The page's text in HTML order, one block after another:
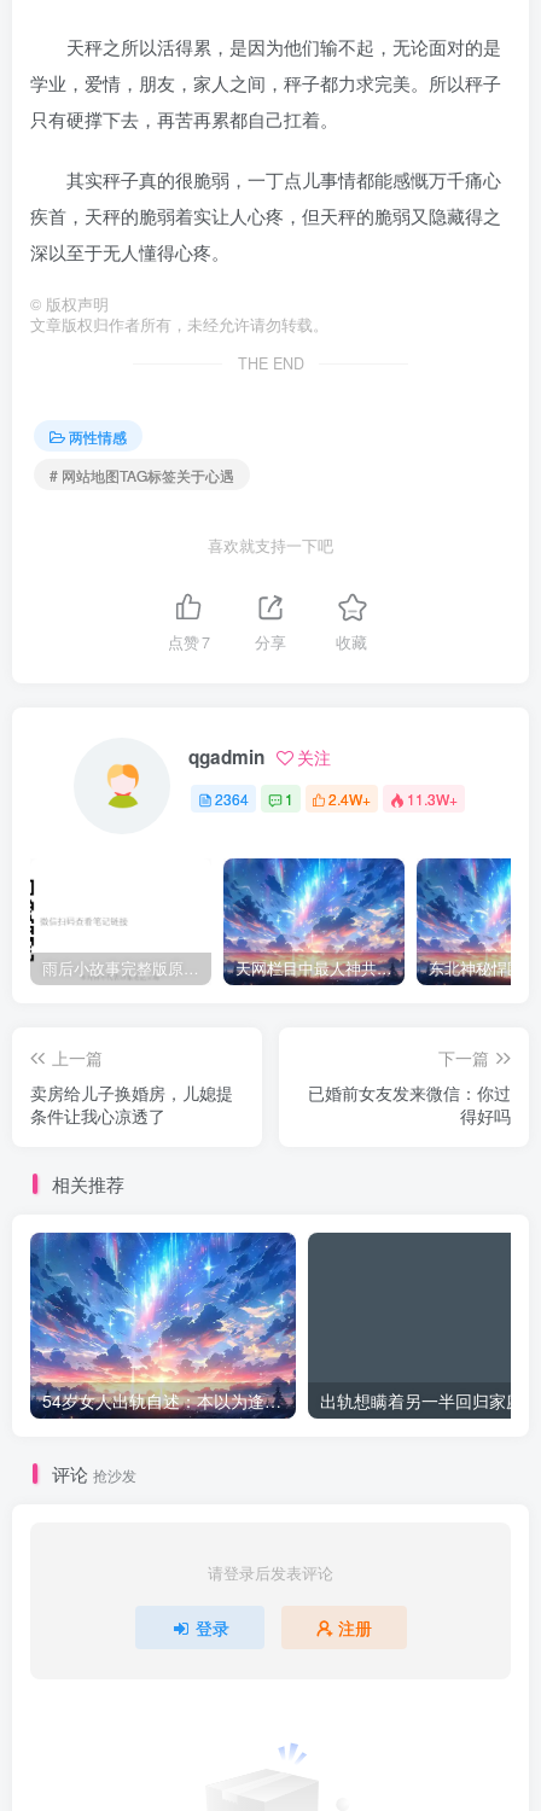
天秤之所以活得累，是因为他们输不起，无论面对的是
学业，爱情，朋友，家人之间，秤子都力求完美。所以秤子
只有硬撑下去，再苦再累都自己扛着。
其实秤子真的很脆弱，一丁点儿事情都能感慨万千痛心
疾首，天秤的脆弱着实让人心疼，但天秤的脆弱又隐藏得之
深以至于无人懂得心疼。
© 版权声明
文章版权归作者所有，未经允许请勿转载。
THE END
两性情感
# 网站地图TAG标签关于心遇
喜欢就支持一下吧
点赞7 分享 收藏
qgadmin 关注
2364 1 2.4W+ 11.3W+
雨后小故事完整版原片动态图（图+文字解说版） 天网栏目中最人神共愤的一期《消失的夫妻》
上一篇
卖房给儿子换婚房，儿媳提
条件让我心凉透了
下一篇
已婚前女友发来微信：你过
得好吗
相关推荐
54岁女人出轨自述：本以为逢场作戏
评论 抢沙发
请登录后发表评论
登录 注册